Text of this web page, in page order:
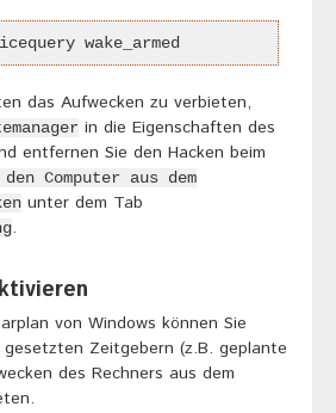
wake_armed
das Aufwecken zu verbieten,
in die Eigenschaften des
entfernen Sie den Hacken beim
Computer aus dem
unter dem Tab
.
von Windows können Sie
Zeitgebern (z.B. geplante
des Rechners aus dem